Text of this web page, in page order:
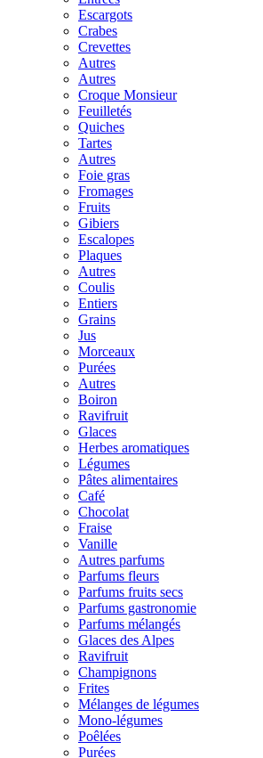
Escargots
Crabes
Crevettes
Autres
Autres
Croque Monsieur
Feuilletés
Quiches
Tartes
Autres
Foie gras
Fromages
Fruits
Gibiers
Escalopes
Plaques
Autres
Coulis
Entiers
Grains
Jus
Morceaux
Purées
Autres
Boiron
Ravifruit
Glaces
Herbes aromatiques
Légumes
Pâtes alimentaires
Café
Chocolat
Fraise
Vanille
Autres parfums
Parfums fleurs
Parfums fruits secs
Parfums gastronomie
Parfums mélangés
Glaces des Alpes
Ravifruit
Champignons
Frites
Mélanges de légumes
Mono-légumes
Poêlées
Purées